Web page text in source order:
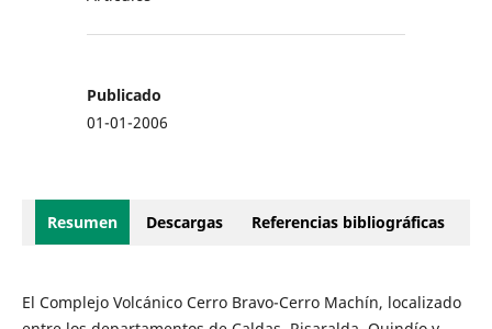
Publicado
01-01-2006
Resumen Descargas Referencias bibliográficas
El Complejo Volcánico Cerro Bravo-Cerro Machín, localizado